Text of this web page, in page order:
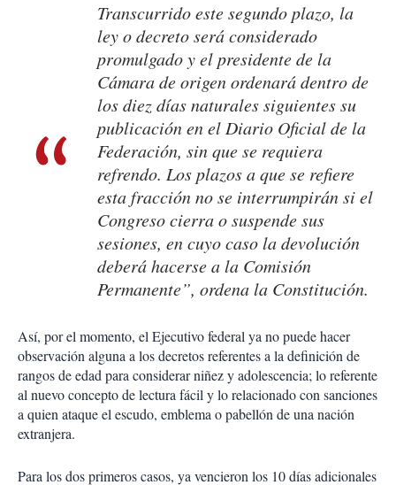
Transcurrido este segundo plazo, la
ley o decreto será considerado
promulgado y el presidente de la
Cámara de origen ordenará dentro de
los diez días naturales siguientes su
publicación en elDiario Oficial de la
Federación, sin que se requiera
refrendo. Los plazos a que se refiere
esta fracción no se interrumpirán si el
Congreso cierra o suspende sus
sesiones, en cuyo caso la devolución
deberá hacerse a la Comisión
Permanente”, ordena la Constitución.
Así, por el momento, el Ejecutivo federal ya no puede hacer
observación alguna a los decretos referentes a la definición de
rangos de edad para considerar niñez y adolescencia; lo referente
al nuevo concepto de lectura fácil y lo relacionado con sanciones
a quien ataque el escudo, emblema o pabellón de una nación
extranjera.
Para los dos primeros casos, ya vencieron los 10 días adicionales